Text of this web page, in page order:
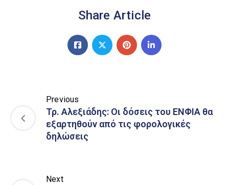
Share Article
Previous
Τρ. Αλεξιάδης: Οι δόσεις του ΕΝΦΙΑ θα
εξαρτηθούν από τις φορολογικές
δηλώσεις
Next